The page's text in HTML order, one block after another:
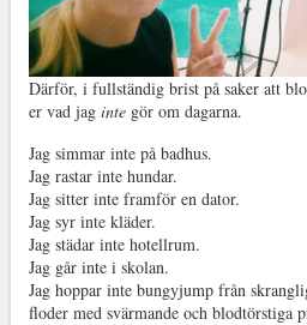
Därför, i fullständig brist på saker att
er vad jag inte gör om dagarna.
Jag simmar inte på badhus.
Jag rastar inte hundar.
Jag sitter inte framför en dator.
Jag syr inte kläder.
Jag städar inte hotellrum.
Jag går inte i skolan.
Jag hoppar inte bungyjump från
floder med svärmande och blodtörstiga